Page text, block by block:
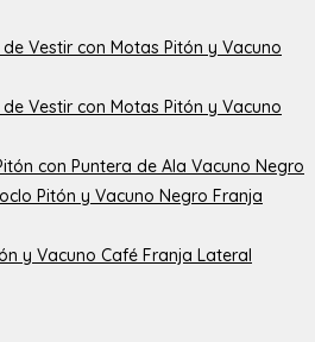
Vestir con Motas Pitón y Vacuno
Vestir con Motas Pitón y Vacuno
con Puntera de Ala Vacuno Negro
Pitón y Vacuno Negro Franja
y Vacuno Café Franja Lateral